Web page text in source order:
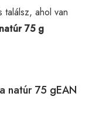
ahol van
75 g
natúr 75 gEAN